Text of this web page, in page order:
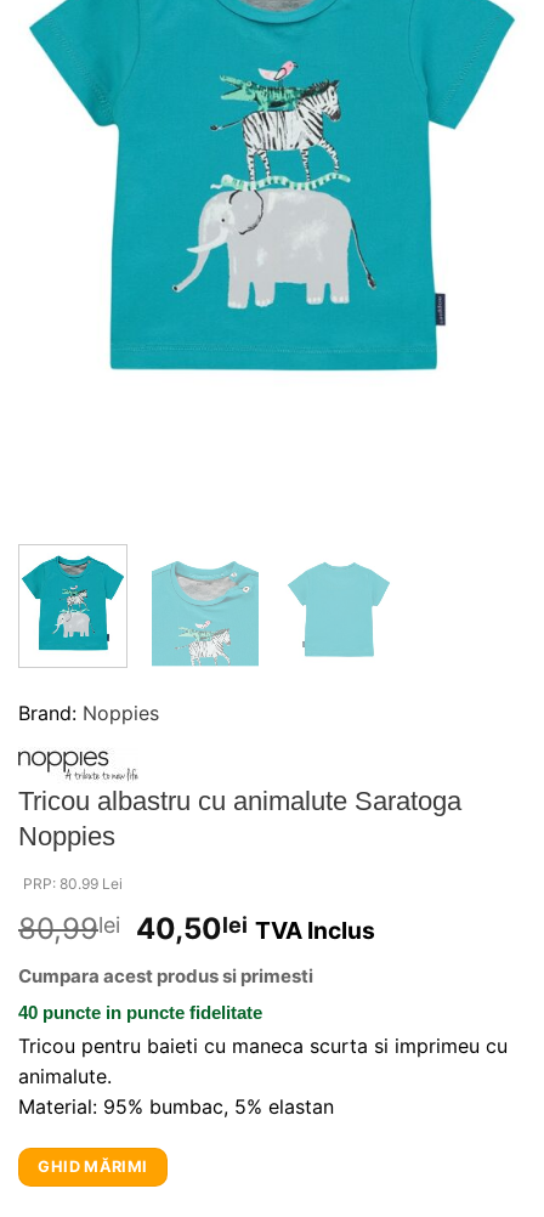
Brand: Noppies
Tricou albastru cu animalute Saratoga
Noppies
PRP: 80.99 Lei
80,99lei 40,50lei TVA Inclus
Cumpara acest produs si primesti
40 puncte in puncte fidelitate
Tricou pentru baieti cu maneca scurta si imprimeu cu
animalute.
Material: 95% bumbac, 5% elastan
GHID MĂRIMI